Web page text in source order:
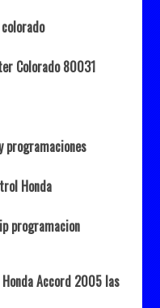
Colorado 80031
programaciones
Honda
programacion
Accord 2005 las